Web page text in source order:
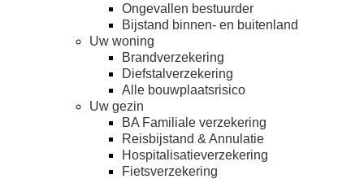
Ongevallen bestuurder
Bijstand binnen- en buitenland
Uw woning
Brandverzekering
Diefstalverzekering
Alle bouwplaatsrisico
Uw gezin
BA Familiale verzekering
Reisbijstand & Annulatie
Hospitalisatieverzekering
Fietsverzekering